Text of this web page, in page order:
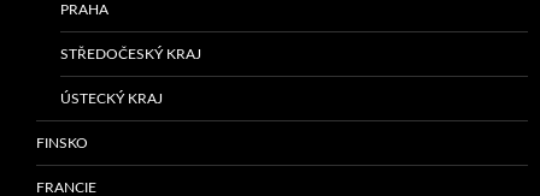
PRAHA
STŘEDOČESKÝ KRAJ
ÚSTECKÝ KRAJ
FINSKO
FRANCIE